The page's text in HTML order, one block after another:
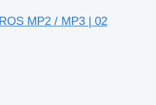
MP2 / MP3 | 02